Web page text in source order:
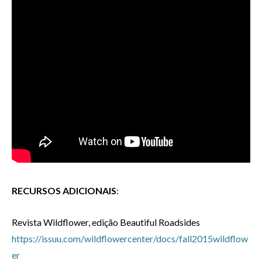
RECURSOS ADICIONAIS:
Revista Wildflower, edição Beautiful Roadsides
https://issuu.com/wildflowercenter/docs/fall2015wildflow
er